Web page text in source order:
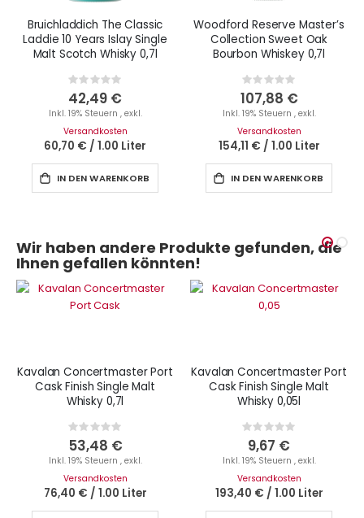
Bruichladdich The Classic
Laddie 10 Years Islay Single
Malt Scotch Whisky 0,7l
Rating:
0%
42,49 €
Inkl. 19% Steuern , exkl.
Versandkosten
60,70 € / 1.00 Liter
IN DEN WARENKORB
Woodford Reserve Master’s
Collection Sweet Oak
Bourbon Whiskey 0,7l
Rating:
0%
107,88 €
Inkl. 19% Steuern , exkl.
Versandkosten
154,11 € / 1.00 Liter
IN DEN WARENKORB
Wir haben andere Produkte gefunden, die
Ihnen gefallen könnten!
Kavalan Concertmaster Port
Cask Finish Single Malt
Whisky 0,7l
Rating:
0%
53,48 €
Inkl. 19% Steuern , exkl.
Versandkosten
76,40 € / 1.00 Liter
Kavalan Concertmaster Port
Cask Finish Single Malt
Whisky 0,05l
Rating:
0%
9,67 €
Inkl. 19% Steuern , exkl.
Versandkosten
193,40 € / 1.00 Liter